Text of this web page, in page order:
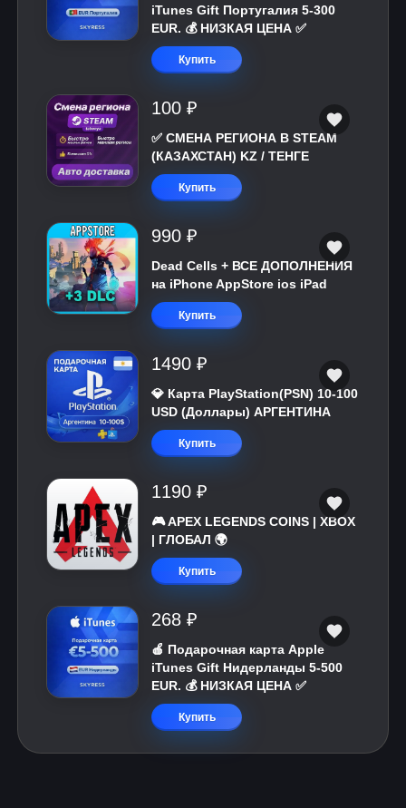
iTunes Gift Португалия 5-300
EUR. 💰 НИЗКАЯ ЦЕНА ✅
Купить
100 ₽
✅ СМЕНА РЕГИОНА В STEAM
(КАЗАХСТАН) KZ / ТЕНГЕ
Купить
990 ₽
Dead Cells + ВСЕ ДОПОЛНЕНИЯ
на iPhone AppStore ios iPad
Купить
1490 ₽
💎 Карта PlayStation(PSN) 10-100
USD (Доллары) АРГЕНТИНА
Купить
1190 ₽
🎮 APEX LEGENDS COINS | XBOX
| ГЛОБАЛ 🌍
Купить
268 ₽
🍎 Подарочная карта Apple
iTunes Gift Нидерланды 5-500
EUR. 💰 НИЗКАЯ ЦЕНА ✅
Купить